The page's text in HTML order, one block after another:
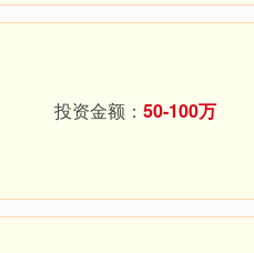
投资金额： 50-100万